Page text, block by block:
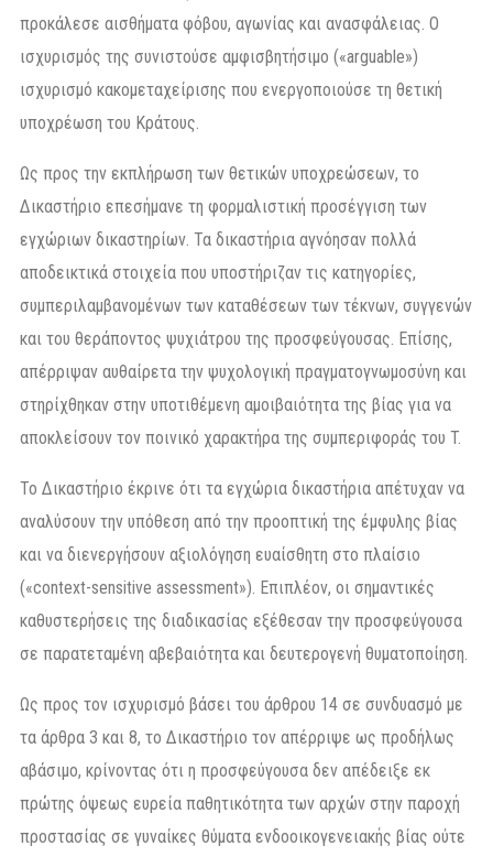
προκάλεσε αισθήματα φόβου, αγωνίας και ανασφάλειας. Ο
ισχυρισμός της συνιστούσε αμφισβητήσιμο («arguable»)
ισχυρισμό κακομεταχείρισης που ενεργοποιούσε τη θετική
υποχρέωση του Κράτους.
Ως προς την εκπλήρωση των θετικών υποχρεώσεων, το
Δικαστήριο επεσήμανε τη φορμαλιστική προσέγγιση των
εγχώριων δικαστηρίων. Τα δικαστήρια αγνόησαν πολλά
αποδεικτικά στοιχεία που υποστήριζαν τις κατηγορίες,
συμπεριλαμβανομένων των καταθέσεων των τέκνων, συγγενών
και του θεράποντος ψυχιάτρου της προσφεύγουσας. Επίσης,
απέρριψαν αυθαίρετα την ψυχολογική πραγματογνωμοσύνη και
στηρίχθηκαν στην υποτιθέμενη αμοιβαιότητα της βίας για να
αποκλείσουν τον ποινικό χαρακτήρα της συμπεριφοράς του T.
Το Δικαστήριο έκρινε ότι τα εγχώρια δικαστήρια απέτυχαν να
αναλύσουν την υπόθεση από την προοπτική της έμφυλης βίας
και να διενεργήσουν αξιολόγηση ευαίσθητη στο πλαίσιο
(«context-sensitive assessment»). Επιπλέον, οι σημαντικές
καθυστερήσεις της διαδικασίας εξέθεσαν την προσφεύγουσα
σε παρατεταμένη αβεβαιότητα και δευτερογενή θυματοποίηση.
Ως προς τον ισχυρισμό βάσει του άρθρου 14 σε συνδυασμό με
τα άρθρα 3 και 8, το Δικαστήριο τον απέρριψε ως προδήλως
αβάσιμο, κρίνοντας ότι η προσφεύγουσα δεν απέδειξε εκ
πρώτης όψεως ευρεία παθητικότητα των αρχών στην παροχή
προστασίας σε γυναίκες θύματα ενδοοικογενειακής βίας ούτε